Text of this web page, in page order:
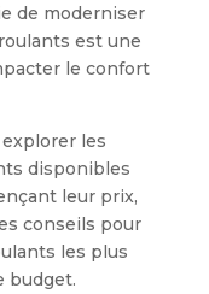
de moderniser
est une
le confort
les
disponibles
leur prix,
conseils pour
les plus
budget.